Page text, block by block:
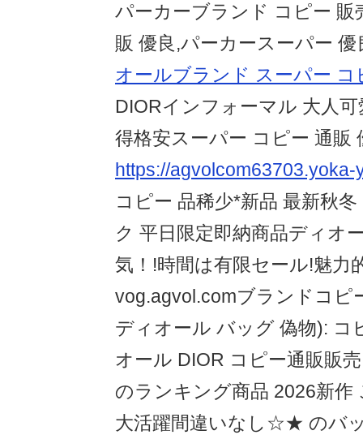
パーカーブランド コピー 販
販 優良,パーカースーパー 優
オールブランド スーパー コ
DIORインフォーマル 大人
得格安スーパー コピー 通販
https://agvolcom63703.yoka-
コピー 品稀少*新品 最新秋
ク 平日限定即納商品ディオ
気！!時間は有限セール!魅力
vog.agvol.comブランドコピ
ディオール バッグ 偽物): コ
オール DIOR コピー通販販
のランキング商品 2026新作
大活躍間違いなし☆★ のバ